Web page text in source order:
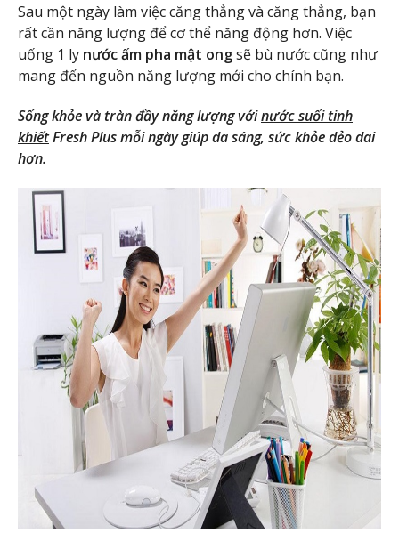
Sau một ngày làm việc căng thẳng và căng thẳng, bạn
rất cần năng lượng để cơ thể năng động hơn. Việc
uống 1 ly nước ấm pha mật ongsẽ bù nước cũng như
mang đến nguồn năng lượng mới cho chính bạn.
Sống khỏe và tràn đầy năng lượng vớinước suối tinh
khiếtFresh Plus mỗi ngày giúp da sáng, sức khỏe dẻo dai
hơn.